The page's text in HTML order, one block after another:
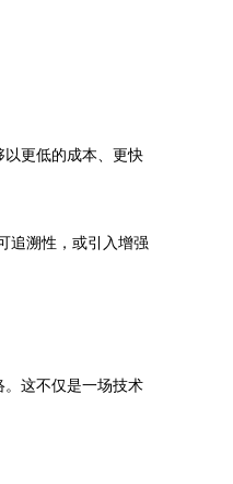
更低的成本、更快
追溯性，或引入增强
这不仅是一场技术